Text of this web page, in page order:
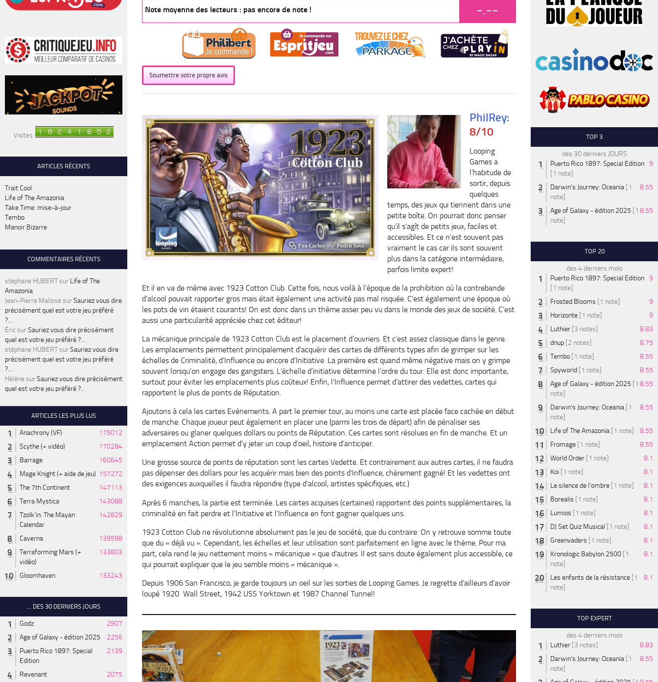
Note moyenne des lecteurs : pas encore de note ! -.--
Soumettre votre propre avis
PhilRey:
8/10
Looping
Games a
l’habitude de
sortir, depuis
quelques
temps, des jeux qui tiennent dans une
petite boîte. On pourrait donc penser
qu’il s’agît de petits jeux, faciles et
accessibles. Et ce n’est souvent pas
vraiment le cas car ils sont souvent
plus dans la catégorie intermédiaire,
parfois limite expert!
Et il en va de même avec 1923 Cotton Club. Cette fois, nous voilà à l’époque de la prohibition où la contrebande
d’alcool pouvait rapporter gros mais était également une activité pas mal risquée. C’est également une époque où
les pots de vin étaient courants! On est donc dans un thème asser peu vu dans le monde des jeux de société. C’est
aussi une particularité appréciée chez cet éditeur!
La mécanique principale de 1923 Cotton Club est le placement d’ouvriers. Et c’est assez classique dans le genre.
Les emplacements permettent principalement d’acquérir des cartes de différents types afin de grimper sur les
échelles de Criminalité, d’Influence ou encore d’Initiative. La première est quand même négative mais on y grimpe
souvent lorsqu’on engage des gangsters. L’échelle d’initiative détermine l’ordre du tour. Elle est donc importante,
surtout pour éviter les emplacements plus coûteux! Enfin, l’Influence permet d’attirer des vedettes, cartes qui
rapportent le plus de points de Réputation.
Ajoutons à cela les cartes Evénements. A part le premier tour, au moins une carte est placée face cachée en début
de manche. Chaque joueur peut également en placer une (parmi les trois de départ) afin de pénaliser ses
adversaires ou glaner quelques dollars ou points de Réputation. Ces cartes sont résolues en fin de manche. Et un
emplacement Action permet d’y jeter un coup d’oeil, histoire d’anticiper.
Une grosse source de points de réputation sont les cartes Vedette. Et contrairement aux autres cartes, il ne faudra
pas dépenser des dollars pour les acquérir mais bien des points d’Influence, chèrement gagné! Et les vedettes ont
des exigences auxquelles il faudra répondre (type d’alcool, artistes spécifiques, etc.)
Après 6 manches, la partie est terminée. Les cartes acquises (certaines) rapportent des points supplémentaires, la
criminalité en fait perdre et l’Initiative et l’Influence en font gagner quelques uns.
1923 Cotton Club ne révolutionne absolument pas le jeu de société, que du contraire. On y retrouve somme toute
que du « déjà vu ». Cependant, les échelles et leur utilisation sont parfaitement en ligne avec le thème. Pour ma
part, cela rend le jeu nettement moins « mécanique » que d’autres. Il est sans doute également plus accessible, ce
qui pourrait expliquer que le jeu semble moins « mécanique ».
Depuis 1906 San Francisco, je garde toujours un oeil sur les sorties de Looping Games. Je regrette d’ailleurs d’avoir
loupé 1920 Wall Street, 1942 USS Yorktown et 1987 Channel Tunnel!
Visites:
ARTICLES RÉCENTS
Trait Cool
Life of The Amazonia
Take Time: mise-à-jour
Tembo
Manoir Bizarre
COMMENTAIRES RÉCENTS
stéphane HUBERTsur Life of The
Amazonia
Jean-Pierre MalissesurSauriez vous dire
précisément quel est votre jeu préféré
?…
ÉricsurSauriez vous dire précisément
quel est votre jeu préféré ?…
stéphane HUBERTsurSauriez vous dire
précisément quel est votre jeu préféré
?…
HélènesurSauriez vous dire précisément
quel est votre jeu préféré ?…
ARTICLES LES PLUS LUS
Anachrony (VF)
175012
Scythe (+ vidéo)
170284
Barrage
160645
Mage Knight (+ aide de jeu) 157272
The 7th Continent
147113
Terra Mystica
143088
Tzolk'in: The Mayan
Calendar
142829
Caverna
139598
Terraforming Mars (+
vidéo)
133803
Gloomhaven 133243
... DES 30 DERNIERS JOURS
Godz
2907
Age of Galaxy - édition 2025
2256
Puerto Rico 1897: Special
Edition
2139
Revenant
2075
TOP 3
des 30 derniers JOURS
Puerto Rico 1897: Special Edition
[1 note]
9
Darwin's Journey: Oceania [1
note]
8.55
Age of Galaxy - édition 2025 [1
note]
8.55
TOP 20
des 4 derniers mois
Puerto Rico 1897: Special Edition
[1 note]
9
Frosted Blooms [1 note]
9
Horizonte [1 note]
9
Luthier [3 notes]
8.83
dnup [2 notes]
8.75
Tembo [1 note]
8.55
Spyworld [1 note]
8.55
Age of Galaxy - édition 2025 [1
note]
8.55
Darwin's Journey: Oceania [1
note]
8.55
Life of The Amazonia [1 note]
8.55
Fromage [1 note]
8.55
World Order [1 note]
8.1
Koi [1 note]
8.1
Le silence de l'ombre [1 note]
8.1
Borealis [1 note]
8.1
Lumios [1 note]
8.1
DJ Set Quiz Musical [1 note]
8.1
Greenvaders [1 note]
8.1
Kronologic Babylon 2500 [1
note]
8.1
Les enfants de la résistance [1
note]
8.1
TOP EXPERT
des 4 derniers mois
Luthier [3 notes]
8.83
Darwin's Journey: Oceania [1
note]
8.55